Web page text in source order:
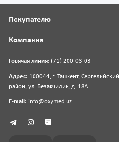
Горячая линия: (71) 200-03-03
Адрес: 100044, г. Ташкент, Сергелийский
район, ул. Безакчилик, д. 18А
E-mail: info@oxymed.uz
Покупателю
Компания